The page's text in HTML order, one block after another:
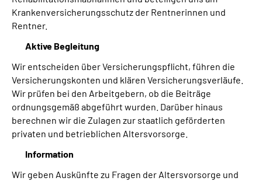
Krankenversicherungsschutz der Rentnerinnen und
Rentner.
Aktive Begleitung
Wir entscheiden über Versicherungspflicht, führen die
Versicherungskonten und klären Versicherungsverläufe.
Wir prüfen bei den Arbeitgebern, ob die Beiträge
ordnungsgemäß abgeführt wurden. Darüber hinaus
berechnen wir die Zulagen zur staatlich geförderten
privaten und betrieblichen Altersvorsorge.
Information
Wir geben Auskünfte zu Fragen der Altersvorsorge und